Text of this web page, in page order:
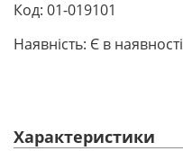
Код: 01-019101
Наявність: Є в наявності
Характеристики